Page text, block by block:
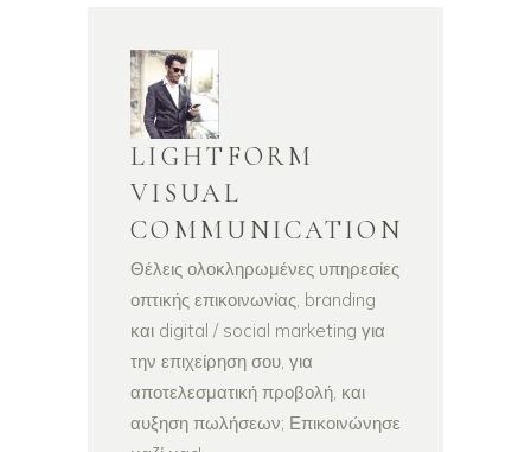
LIGHTFORM
VISUAL
COMMUNICATION
Θέλεις ολοκληρωμένες υπηρεσίες
οπτικής επικοινωνίας, branding
και digital / social marketing για
την επιχείρηση σου, για
αποτελεσματική προβολή, και
αυξηση πωλήσεων; Επικοινώνησε